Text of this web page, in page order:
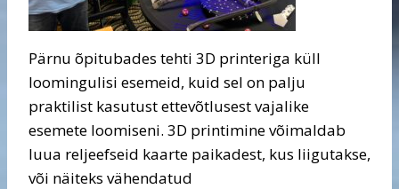
Pärnu õpitubades tehti 3D printeriga küll
loomingulisi esemeid, kuid sel on palju
praktilist kasutust ettevõtlusest vajalike
esemete loomiseni. 3D printimine võimaldab
luua reljeefseid kaarte paikadest, kus liigutakse,
või näiteks vähendatud